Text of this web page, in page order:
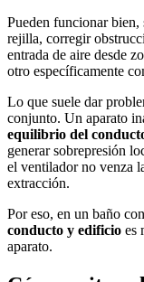
Pueden funcionar bien,
rejilla, corregir
entrada de aire desde
otro específicamente
Lo que suele dar
conjunto. Un aparato
equilibrio del
generar sobrepresión
el ventilador no venza
extracción.
Por eso, en un baño
conducto y edificio es
aparato.